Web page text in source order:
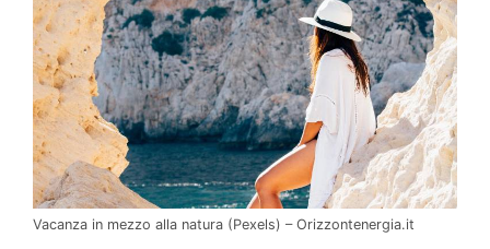
Vacanza in mezzo alla natura (Pexels) – Orizzontenergia.it